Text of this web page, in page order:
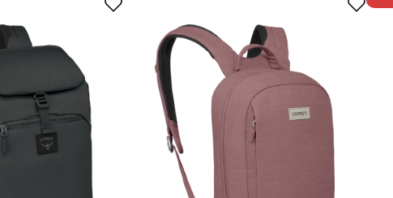
til arbejde. Kan rumme en bærbar computer (14") og en
til en sweater eller andet, hvis det er nødvendigt.